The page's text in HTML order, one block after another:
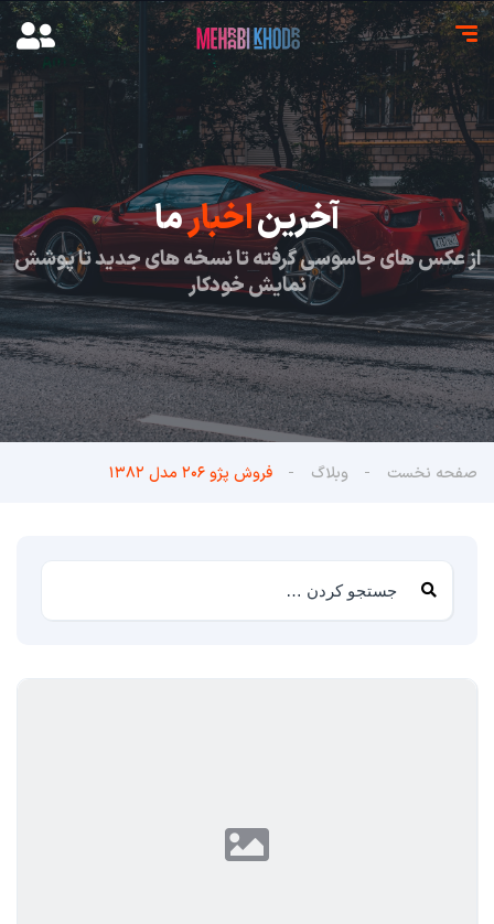
آخریناخبارما
از عکس های جاسوسی گرفته تا نسخه های جدید تا پوشش
نمایش خودکار
صفحه نخست وبلاگ فروش پژو ۲۰۶ مدل ۱۳۸۲